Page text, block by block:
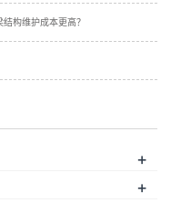
构维护成本更高？
+
+